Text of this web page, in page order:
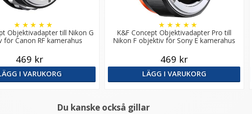
Objektivadapter till Nikon G
för Canon RF kamerahus
★ ★ ★ ★ ★
469 kr
I VARUKORG
K&F Concept Objektivadapter Pro till
Nikon F objektiv för Sony E kamerahus
★ ★ ★ ★ ★
469 kr
LÄGG I VARUKORG
Du kanske också gillar